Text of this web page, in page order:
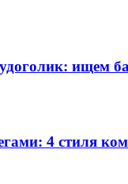
ищем
4 стиля